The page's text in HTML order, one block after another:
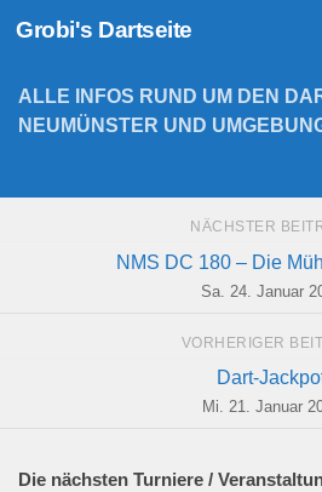
Zum Inhalt springen
Grobi's Dartseite
ALLE INFOS RUND UM DEN
NEUMÜNSTER UND
NÄCHSTER
NMS DC 180 – Die
Sa. 24. Januar
VORHERIGER
Dart-
Mi. 21. Januar
Die nächsten Turniere /